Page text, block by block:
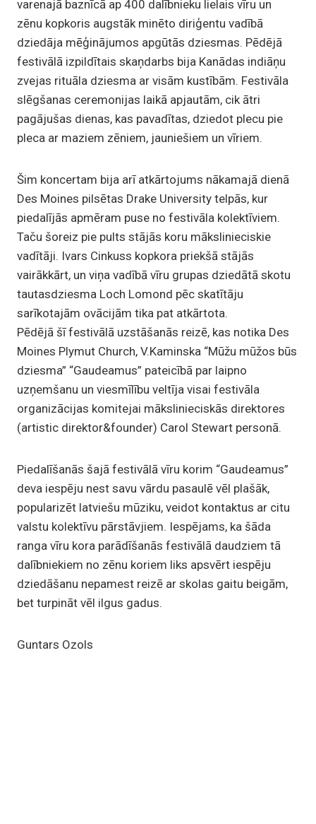
varenajā baznīcā ap 400 dalībnieku lielais vīru un
zēnu kopkoris augstāk minēto diriģentu vadībā
dziedāja mēģinājumos apgūtās dziesmas. Pēdējā
festivālā izpildītais skaņdarbs bija Kanādas indiāņu
zvejas rituāla dziesma ar visām kustībām. Festivāla
slēgšanas ceremonijas laikā apjautām, cik ātri
pagājušas dienas, kas pavadītas, dziedot plecu pie
pleca ar maziem zēniem, jauniešiem un vīriem.
Šim koncertam bija arī atkārtojums nākamajā dienā
Des Moines pilsētas Drake University telpās, kur
piedalījās apmēram puse no festivāla kolektīviem.
Taču šoreiz pie pults stājās koru mākslinieciskie
vadītāji. Ivars Cinkuss kopkora priekšā stājās
vairākkārt, un viņa vadībā vīru grupas dziedātā skotu
tautasdziesma Loch Lomond pēc skatītāju
sarīkotajām ovācijām tika pat atkārtota.
Pēdējā šī festivālā uzstāšanās reizē, kas notika Des
Moines Plymut Church, V.Kaminska “Mūžu mūžos būs
dziesma” “Gaudeamus” pateicībā par laipno
uzņemšanu un viesmīlību veltīja visai festivāla
organizācijas komitejai mākslinieciskās direktores
(artistic direktor&founder) Carol Stewart personā.
Piedalīšanās šajā festivālā vīru korim “Gaudeamus”
deva iespēju nest savu vārdu pasaulē vēl plašāk,
popularizēt latviešu mūziku, veidot kontaktus ar citu
valstu kolektīvu pārstāvjiem. Iespējams, ka šāda
ranga vīru kora parādīšanās festivālā daudziem tā
dalībniekiem no zēnu koriem liks apsvērt iespēju
dziedāšanu nepamest reizē ar skolas gaitu beigām,
bet turpināt vēl ilgus gadus.
Guntars Ozols